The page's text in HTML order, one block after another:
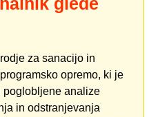
za sanacijo in
opremo, ki je
poglobljene analize
in odstranjevanja